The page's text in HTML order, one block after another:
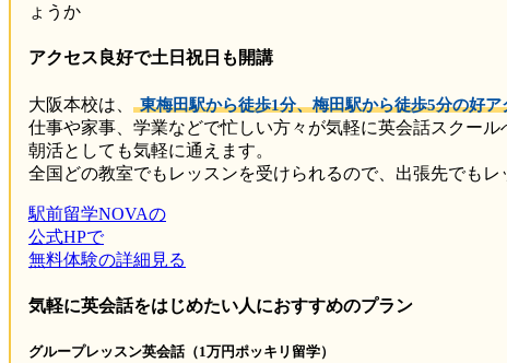
ょうか
アクセス良好で土日祝日も開講
大阪本校は、 東梅田駅から徒歩1分、梅田駅から徒歩5分の好ア
仕事や家事、学業などで忙しい方々が気軽に英会話スクー
朝活としても気軽に通えます。
全国どの教室でもレッスンを受けられるので、出張先でもレ
駅前留学NOVAの
公式HPで
無料体験の詳細見る
気軽に英会話をはじめたい人におすすめのプラン
グループレッスン英会話（1万円ポッキリ留学）